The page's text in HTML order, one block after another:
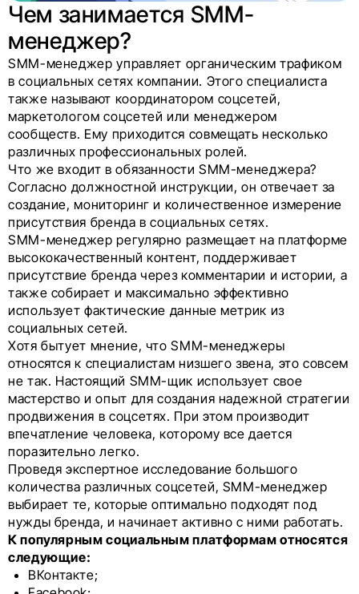
Чем занимается SMM-
менеджер?
SMM-менеджер управляет органическим трафиком
в социальных сетях компании. Этого специалиста
также называют координатором соцсетей,
маркетологом соцсетей или менеджером
сообществ. Ему приходится совмещать несколько
различных профессиональных ролей.
Что же входит в обязанности SMM-менеджера?
Согласно должностной инструкции, он отвечает за
создание, мониторинг и количественное измерение
присутствия бренда в социальных сетях.
SMM-менеджер регулярно размещает на платформе
высококачественный контент, поддерживает
присутствие бренда через комментарии и истории, а
также собирает и максимально эффективно
использует фактические данные метрик из
социальных сетей.
Хотя бытует мнение, что SMM-менеджеры
относятся к специалистам низшего звена, это совсем
не так. Настоящий SMM-щик использует свое
мастерство и опыт для создания надежной стратегии
продвижения в соцсетях. При этом производит
впечатление человека, которому все дается
поразительно легко.
Проведя экспертное исследование большого
количества различных соцсетей, SMM-менеджер
выбирает те, которые оптимально подходят под
нужды бренда, и начинает активно с ними работать.
К популярным социальным платформам относятся
следующие:
ВКонтакте;